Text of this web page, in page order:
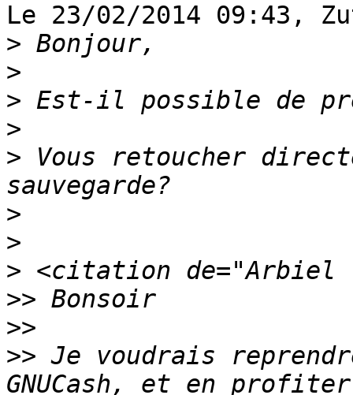
Le 23/02/2014 09:43,
>
>
>
>
> Vous retoucher
>
>
>
>>
>>
>> Je voudrais